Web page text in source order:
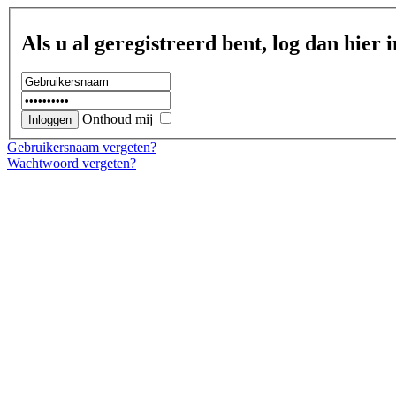
Als u al geregistreerd bent, log dan hier
Onthoud mij
Gebruikersnaam vergeten?
Wachtwoord vergeten?